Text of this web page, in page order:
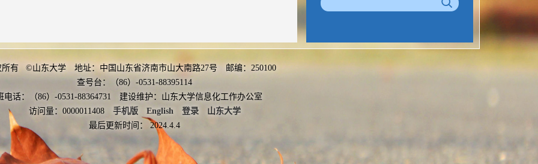
所有 ©山东大学 地址：中国山东省济南市山大南路27号 邮编：250100
查号台：（86）-0531-88395114
电话：（86）-0531-88364731 建设维护：山东大学信息化工作办公室
访问量： 0000011408 手机版 English 登录
山东大学
最后更新时间： 2024.4.4